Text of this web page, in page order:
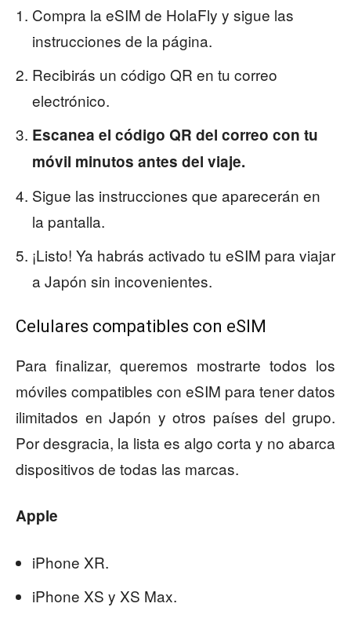
Compra la eSIM de HolaFly y sigue las
instrucciones de la página.
Recibirás un código QR en tu correo
electrónico.
Escanea el código QR del correo con tu
móvil minutos antes del viaje.
Sigue las instrucciones que aparecerán en
la pantalla.
¡Listo! Ya habrás activado tu eSIM para viajar
a Japón sin incovenientes.
Celulares compatibles con eSIM
Para finalizar, queremos mostrarte todos los
móviles compatibles con eSIM para tener datos
ilimitados en Japón y otros países del grupo.
Por desgracia, la lista es algo corta y no abarca
dispositivos de todas las marcas.
Apple
iPhone XR.
iPhone XS y XS Max.